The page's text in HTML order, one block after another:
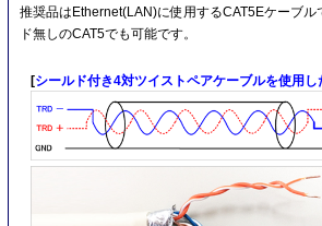
推奨品はEthernet(LAN)に使用するCAT5Eケーブル
ド無しのCAT5でも可能です。
[シールド付き4対ツイストペアケーブルを使用し